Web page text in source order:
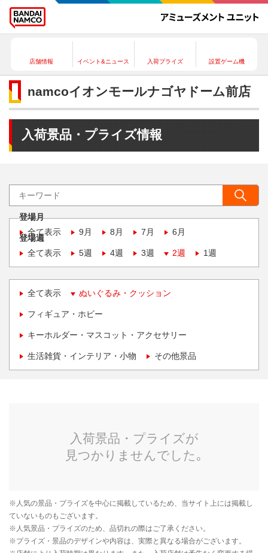
店舗情報 イベント&ニュース 入荷プライズ 設置ゲーム機
namcoイオンモールナゴヤドーム前店
入荷景品・プライズ情報
登場月
全て表示
9月 8月 7月 6月
登場週
全て表示
5週 4週 3週 2週 1週
全て表示 ぬいぐるみ・クッション
フィギュア・ホビー
キーホルダー・マスコット・アクセサリー
生活雑貨・インテリア・小物 その他景品